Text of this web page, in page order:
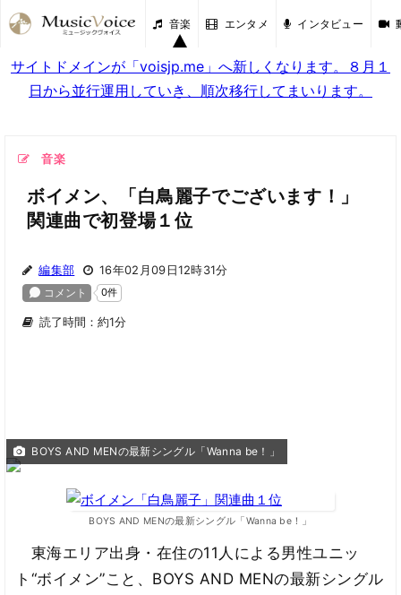
音楽 エンタメ インタビュー
サイトドメインが「voisjp.me」へ新しくなります。８月１
日から並行運用していき、順次移行してまいります。
音楽
ボイメン、「白鳥麗子でございます！」
関連曲で初登場１位
編集部 16年02月09日12時31分
読了時間：約1分
BOYS AND MENの最新シングル「Wanna be！」
BOYS AND MENの最新シングル「Wanna be！」
東海エリア出身・在住の11人による男性ユニッ
ト“ボイメン”こと、BOYS AND MENの最新シングル